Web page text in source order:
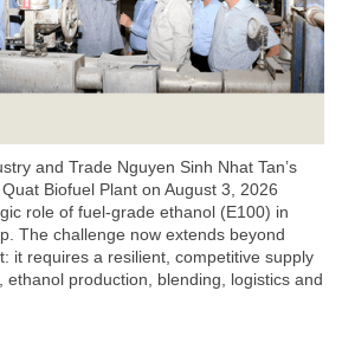
and Trade Nguyen Sinh Nhat Tan’s
Biofuel Plant on August 3, 2026
role of fuel-grade ethanol (E100) in
The challenge now extends beyond
it requires a resilient, competitive supply
ethanol production, blending, logistics and